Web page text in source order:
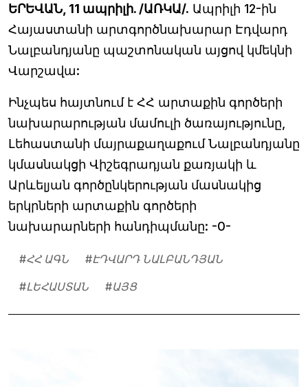
ԵՐԵՎԱՆ, 11 ապրիլի. /ԱՌԿԱ/. Ապրիլի 12-ին
Հայաստանի արտգործնախարար Էդվարդ
Նալբանդյանը պաշտոնական այցով կմեկնի
Վարշավա:
Ինչպես հայտնում է ՀՀ արտաքին գործերի
նախարարության մամուլի ծառայությունը,
Լեհաստանի մայրաքաղաքում Նալբանդյանը
կմասնակցի Վիշեգրադյան քառյակի և
Արևելյան գործընկերության մասնակից
երկրների արտաքին գործերի
նախարարների հանդիպմանը: -0-
#ՀՀ ԱԳՆ #ԷԴՎԱՐԴ ՆԱԼԲԱՆԴՅԱՆ
#ԼԵՀԱՍՏԱՆ #ԱՅՑ